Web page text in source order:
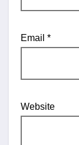
Email *
Website